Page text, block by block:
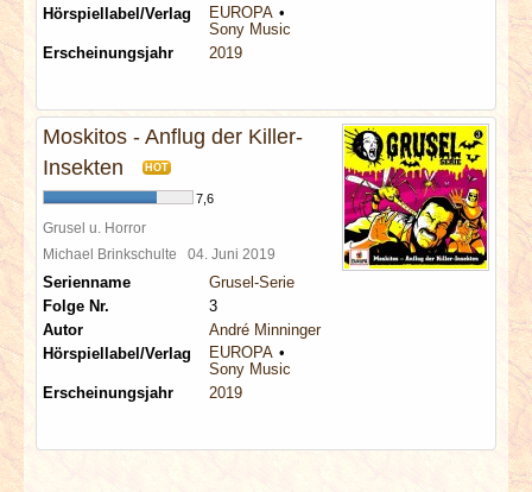
Hörspiellabel/Verlag
EUROPA
Sony Music
Erscheinungsjahr
2019
Moskitos - Anflug der Killer-
Insekten
HOT
7,6
Grusel u. Horror
Michael Brinkschulte 04. Juni 2019
Serienname
Grusel-Serie
Folge Nr.
3
Autor
André Minninger
Hörspiellabel/Verlag
EUROPA
Sony Music
Erscheinungsjahr
2019